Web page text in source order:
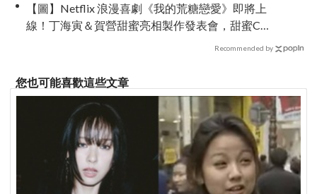
【圖】Netflix 浪漫喜劇《我的荒糖戀愛》即將上
線！丁海寅＆賀營甜蜜亮相製作發表會，甜蜜CP
Recommended by
您也可能喜歡這些文章